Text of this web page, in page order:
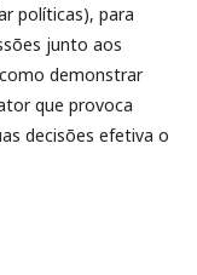
políticas), para
junto aos
demonstrar
que provoca
decisões efetiva o